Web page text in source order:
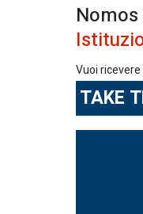
Vuoi
TAKE